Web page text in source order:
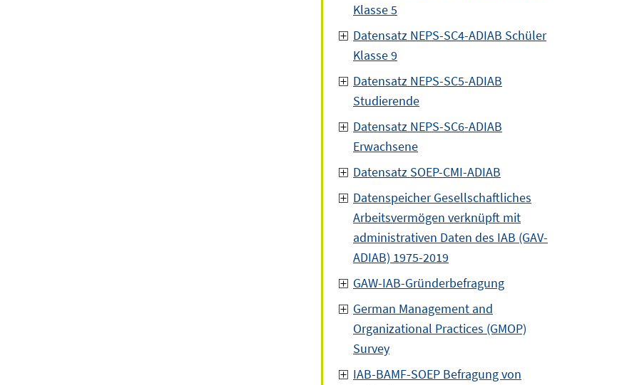
Klasse 5
Datensatz NEPS-SC4-ADIAB Schüler
Klasse 9
Datensatz NEPS-SC5-ADIAB
Studierende
Datensatz NEPS-SC6-ADIAB
Erwachsene
Datensatz SOEP-CMI-ADIAB
Datenspeicher Gesellschaftliches
Arbeitsvermögen verknüpft mit
administrativen Daten des IAB (GAV-
ADIAB) 1975-2019
GAW-IAB-Gründerbefragung
German Management and
Organizational Practices (GMOP)
Survey
IAB-BAMF-SOEP Befragung von